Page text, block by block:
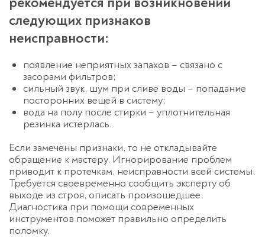
следующих признаков
неисправности:
появление неприятных запахов – связано с
засорами фильтров;
сильный звук, шум при сливе воды – попадание
посторонних вещей в систему;
вода на полу после стирки – уплотнительная
резинка истерлась.
Если замечены признаки, то не откладывайте
обращение к мастеру. Игнорирование проблем
приводит к протечкам, неисправности всей системы.
Требуется своевременно сообщить эксперту об
выходе из строя, описать произошедшее.
Диагностика при помощи современных
инструментов поможет правильно определить
поломку.